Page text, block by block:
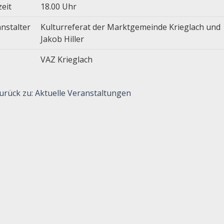
18.00 Uhr
Kulturreferat der Marktgemeinde Krieglach und
Jakob Hiller
VAZ Krieglach
zu: Aktuelle Veranstaltungen